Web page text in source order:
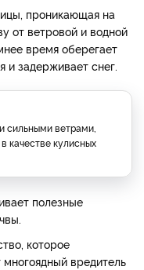
проникающая на
от ветровой и водной
время оберегает
и задерживает снег.
сильными ветрами,
качестве кулисных
полезные
которое
многоядный вредитель